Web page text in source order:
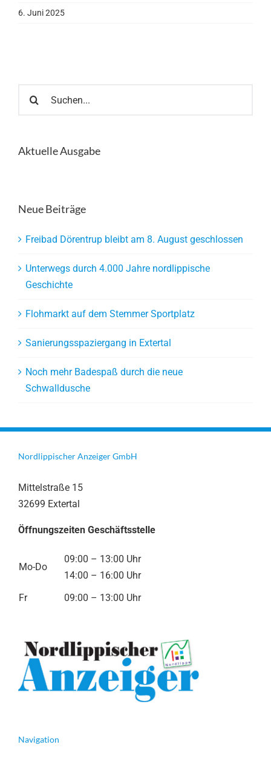
6. Juni 2025
nach:
Aktuelle Ausgabe
Neue Beiträge
Freibad Dörentrup bleibt am 8. August geschlossen
Unterwegs durch 4.000 Jahre nordlippische
Geschichte
Flohmarkt auf dem Stemmer Sportplatz
Sanierungsspaziergang in Extertal
Noch mehr Badespaß durch die neue
Schwalldusche
Nordlippischer Anzeiger GmbH
Mittelstraße 15
32699 Extertal
Öffnungszeiten Geschäftsstelle
Mo-Do
09:00 – 13:00 Uhr
14:00 – 16:00 Uhr
Fr
09:00 – 13:00 Uhr
Navigation